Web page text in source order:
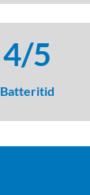
4/5
Batteritid